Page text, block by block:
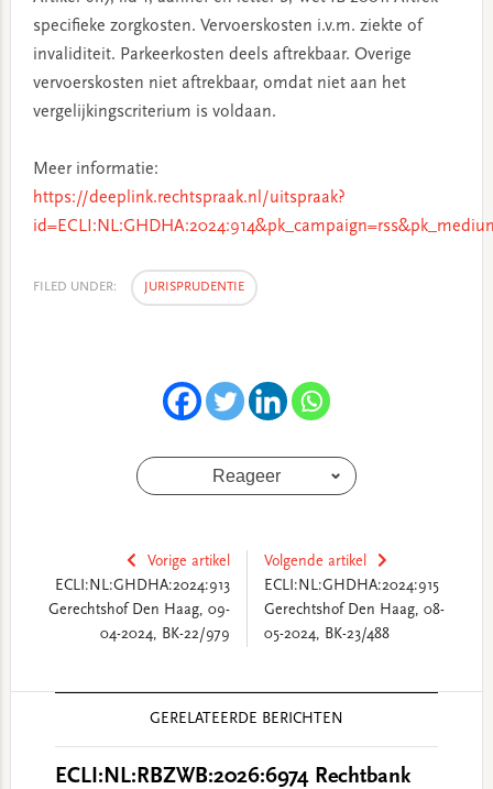
specifieke zorgkosten. Vervoerskosten i.v.m. ziekte of
invaliditeit. Parkeerkosten deels aftrekbaar. Overige
vervoerskosten niet aftrekbaar, omdat niet aan het
vergelijkingscriterium is voldaan.
Meer informatie:
https://deeplink.rechtspraak.nl/uitspraak?
FILED UNDER: JURISPRUDENTIE
Reageer
Vorige artikel
ECLI:NL:GHDHA:2024:913
Gerechtshof Den Haag, 09-
04-2024, BK-22/979
Volgende artikel
ECLI:NL:GHDHA:2024:915
Gerechtshof Den Haag, 08-
05-2024, BK-23/488
GERELATEERDE BERICHTEN
ECLI:NL:RBZWB:2026:6974 Rechtbank